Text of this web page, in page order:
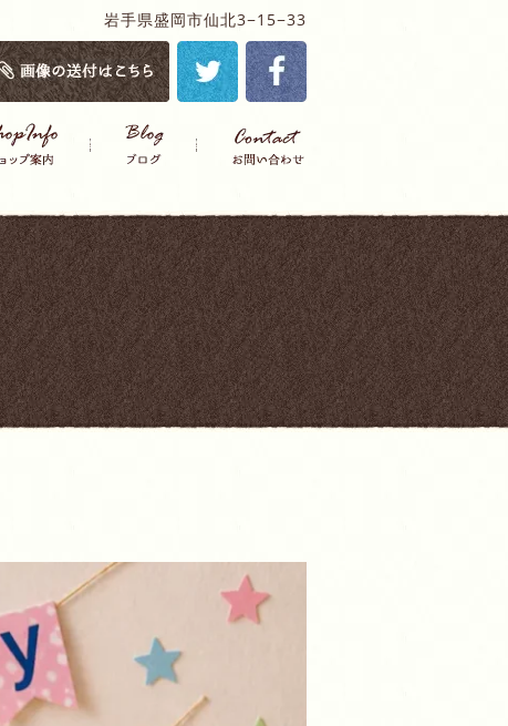
岩手県盛岡市仙北3−15−33